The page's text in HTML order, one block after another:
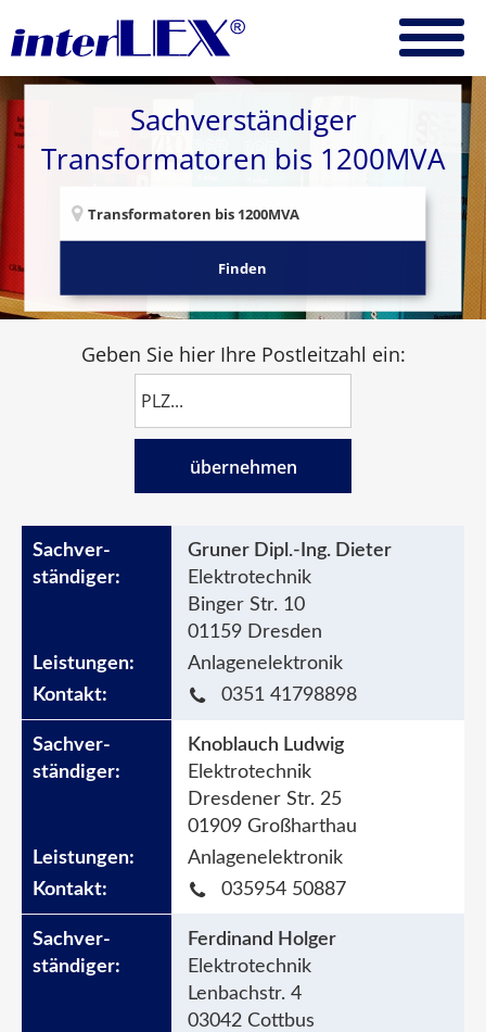
Sachverständiger
Transformatoren bis 1200MVA
Finden
Geben Sie hier Ihre Postleitzahl ein:
übernehmen
Gruner Dipl.-Ing. Dieter
Elektrotechnik
Binger Str. 10
01159 Dresden
Anlagenelektronik
0351 41798898
Knoblauch Ludwig
Elektrotechnik
Dresdener Str. 25
01909 Großharthau
Anlagenelektronik
035954 50887
Ferdinand Holger
Elektrotechnik
Lenbachstr. 4
03042 Cottbus